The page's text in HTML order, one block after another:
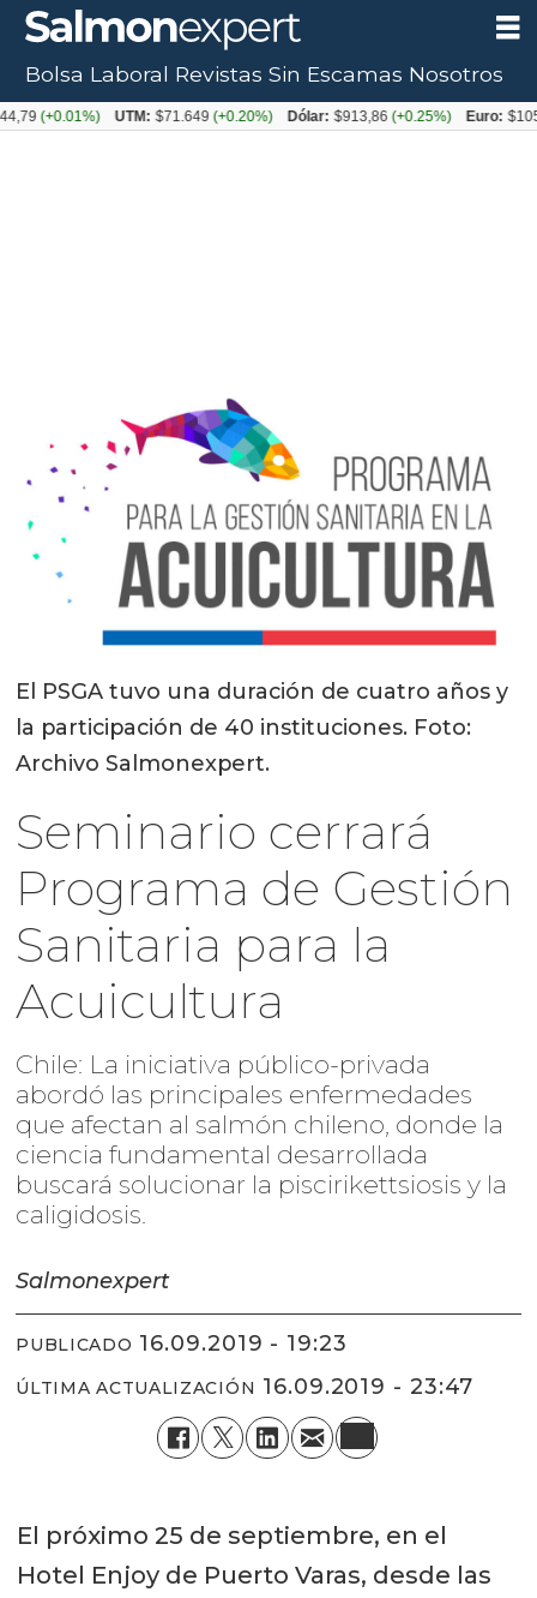
El PSGA tuvo una duración de cuatro años y
la participación de 40 instituciones. Foto:
Archivo Salmonexpert.
Seminario cerrará
Programa de Gestión
Sanitaria para la
Acuicultura
Chile: La iniciativa público-privada
abordó las principales enfermedades
que afectan al salmón chileno, donde la
ciencia fundamental desarrollada
buscará solucionar la piscirikettsiosis y la
caligidosis.
Salmonexpert
PUBLICADO 16.09.2019 - 19:23
ÚLTIMA ACTUALIZACIÓN 16.09.2019 - 23:47
El próximo 25 de septiembre, en el
Hotel Enjoy de Puerto Varas, desde las
Bolsa Laboral Revistas Sin Escamas Nosotros
UTM: $71.649(+0.20%) Dólar: $913,86(+0.25%) Euro: $1053,08(-